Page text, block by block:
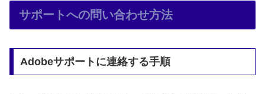
サポートへの問い合わせ方法
Adobeサポートに連絡する手順